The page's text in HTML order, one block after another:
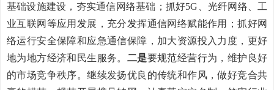
基础设施建设，夯实通信网络基础；抓好5G、光纤网络、工
业互联网等应用发展，充分发挥通信网络赋能作用；抓好网
络运行安全保障和应急通信保障，加大资源投入力度，更好
地为地方经济和民生服务。 二是要规范经营行为，维护良好
的市场竞争秩序。继续发扬优良的传统和作风，做好竞合共